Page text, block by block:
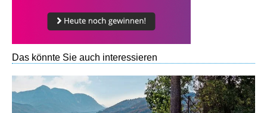
Das könnte Sie auch interessieren